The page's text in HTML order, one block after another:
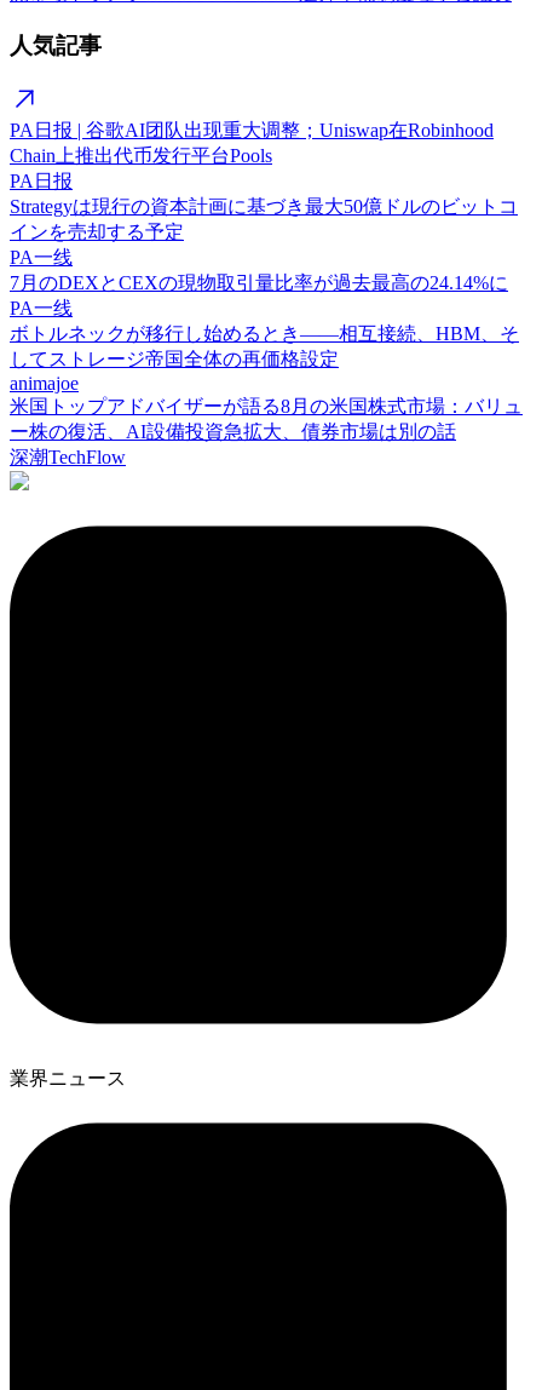
人気記事
PA日报 | 谷歌AI团队出现重大调整；Uniswap在Robinhood
Chain上推出代币发行平台Pools
PA日报
Strategyは現行の資本計画に基づき最大50億ドルのビットコ
インを売却する予定
PA一线
7月のDEXとCEXの現物取引量比率が過去最高の24.14%に
PA一线
ボトルネックが移行し始めるとき——相互接続、HBM、そ
してストレージ帝国全体の再価格設定
animajoe
米国トップアドバイザーが語る8月の米国株式市場：バリュ
ー株の復活、AI設備投資急拡大、債券市場は別の話
深潮TechFlow
業界ニュース